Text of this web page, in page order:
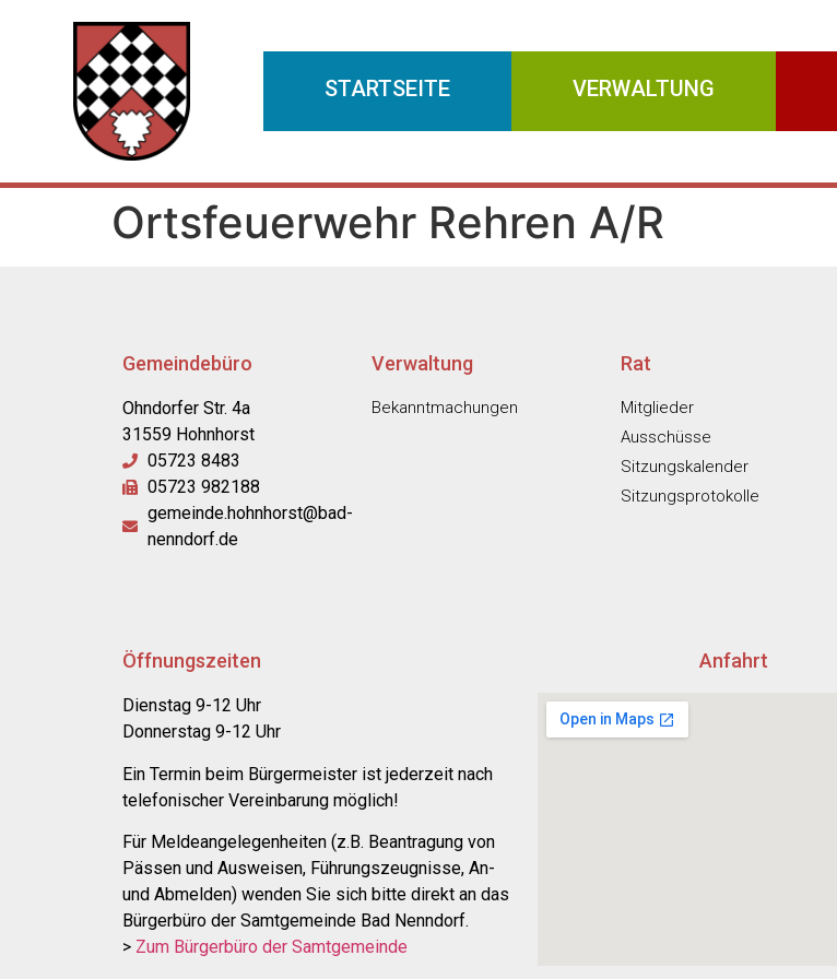
STARTSEITE VERWALTUNG
Ortsfeuerwehr Rehren A/R
Gemeindebüro
Ohndorfer Str. 4a
31559 Hohnhorst
05723 8483
05723 982188
gemeinde.hohnhorst@bad-
nenndorf.de
Verwaltung
Bekanntmachungen
Rat
Mitglieder
Ausschüsse
Sitzungskalender
Sitzungsprotokolle
Öffnungszeiten
Dienstag 9-12 Uhr
Donnerstag 9-12 Uhr
Ein Termin beim Bürgermeister ist jederzeit nach
telefonischer Vereinbarung möglich!
Für Meldeangelegenheiten (z.B. Beantragung von
Pässen und Ausweisen, Führungszeugnisse, An-
und Abmelden) wenden Sie sich bitte direkt an das
Bürgerbüro der Samtgemeinde Bad Nenndorf.
> Zum Bürgerbüro der Samtgemeinde
Anfahrt